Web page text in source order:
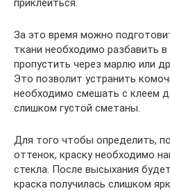
За это время можно
ткани необходимо разбавить в
пропустить через марлю или
Это позволит устранить
необходимо смешать с клеем
слишком густой сметаны.
Для того чтобы определить,
оттенок, краску необходимо
стекла. После высыхания
краска получилась слишком